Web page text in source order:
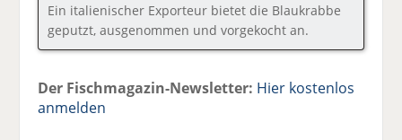
Ein italienischer Exporteur bietet die Blaukrabbe
geputzt, ausgenommen und vorgekocht an.
Der Fischmagazin-Newsletter: Hier kostenlos
anmelden